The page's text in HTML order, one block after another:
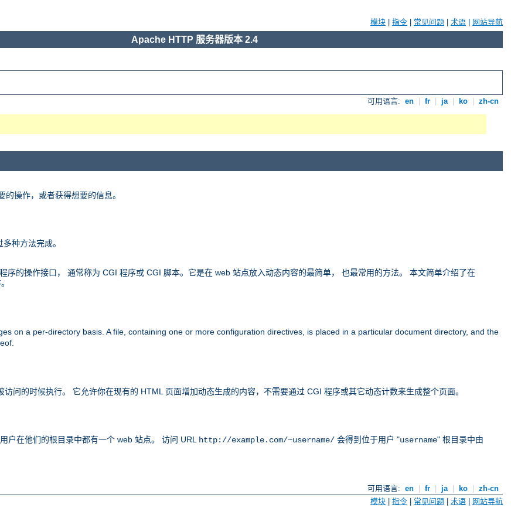
模块 指令 常见问题 术语 网站导航
Apache HTTP 服务器版本 2.4
可用语言: en fr ja ko zh-cn
操作，或者获得想要的信息。
种方法完成。
序的操作接口， 通常称为 CGI 程序或 CGI 脚本。它是在 web 站点放入动态内容的最简单， 也最常用的方法。 本文简单介绍了在
on a per-directory basis. A file, containing one or more configuration directives, is placed in a particular document directory, and the
问的时候执行。 它允许你在现有的 HTML 页面增加动态生成的内容，不需要通过 CGI 程序或其它动态计数来生成整个页面。
户在他们的根目录中都有一个 web 站点。 访问 URL http://example.com/~username/ 会得到位于用户 "username" 根目录中由
可用语言: en | fr | ja | ko | zh-cn
模块 指令 常见问题 术语 网站导航